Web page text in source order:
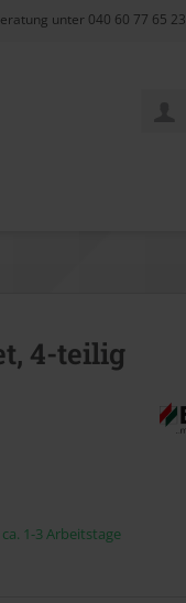
unter 040 60 77 65 23
4-teilig
1-3 Arbeitstage